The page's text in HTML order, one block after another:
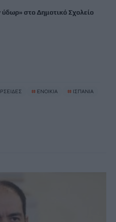
στο Δημοτικό Σχολείο
# ΕΝΟΙΚΙΑ # ΙΣΠΑΝΙΑ